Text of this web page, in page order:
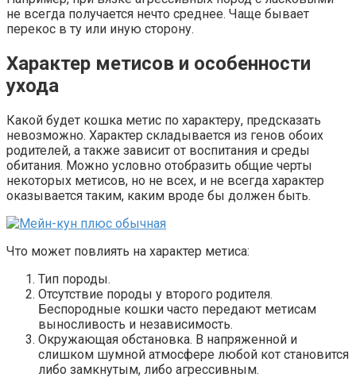
не всегда получается нечто среднее. Чаще бывает
перекос в ту или иную сторону.
Характер метисов и особенности
ухода
Какой будет кошка метис по характеру, предсказать
невозможно. Характер складывается из генов обоих
родителей, а также зависит от воспитания и среды
обитания. Можно условно отобразить общие черты
некоторых метисов, но не всех, и не всегда характер
оказывается таким, каким вроде бы должен быть.
Что может повлиять на характер метиса:
Тип породы.
Отсутствие породы у второго родителя.
Беспородные кошки часто передают метисам
выносливость и независимость.
Окружающая обстановка. В напряженной и
слишком шумной атмосфере любой кот становится
либо замкнутым, либо агрессивным.